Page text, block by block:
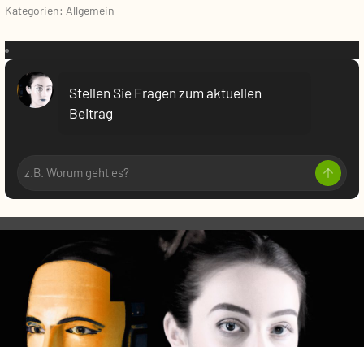
Kategorien: Allgemein
VR:
Stellen Sie Fragen zum aktuellen
Beitrag